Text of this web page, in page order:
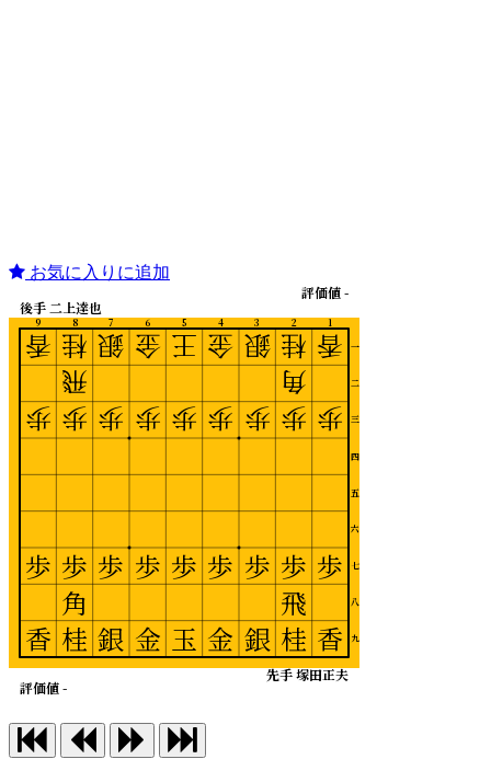
お気に入りに追加
1
2
3
4
5
6
7
8
9
一
二
三
四
五
六
七
八
九
先手 塚田正夫
後手 二上達也
評価値 -
評価値 -
香
歩
歩
香
桂
角
歩
歩
飛
桂
銀
歩
歩
銀
金
歩
歩
金
王
歩
歩
玉
金
歩
歩
金
銀
歩
歩
銀
桂
飛
歩
歩
角
桂
香
歩
歩
香